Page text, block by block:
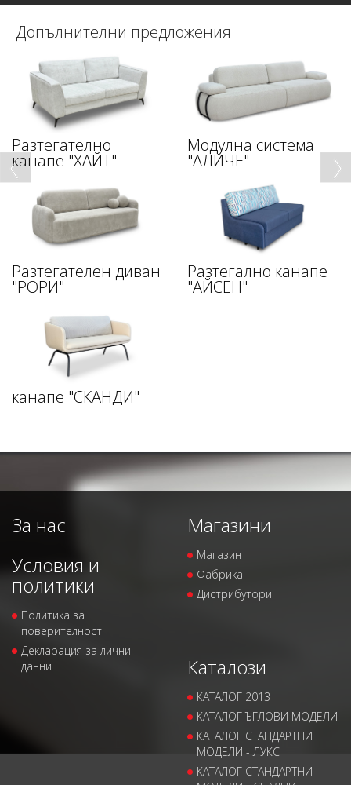
Допълнителни предложения
Разтегателно
канапе "ХАЙТ"
Модулна система
"АЛИЧЕ"
Разтегателен диван
"РОРИ"
Разтегално канапе
"АЙСЕН"
канапе "СКАНДИ"
За нас
Условия и
политики
Политика за
поверителност
Декларация за лични
данни
Магазини
Магазин
Фабрика
Дистрибутори
Каталози
КАТАЛОГ 2013
КАТАЛОГ ЪГЛОВИ МОДЕЛИ
КАТАЛОГ СТАНДАРТНИ
МОДЕЛИ - ЛУКС
КАТАЛОГ СТАНДАРТНИ